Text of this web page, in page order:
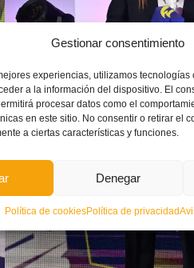
Gestionar consentimiento
experiencias, utilizamos
a la información del dispositivo. El
procesar datos como el
en este sitio. No consentir o retirar el
a ciertas características y funciones.
Denegar
Política de cookiesPolítica de privacidad